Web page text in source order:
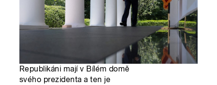
Republikáni mají v Bílém domě
svého prezidenta a ten je